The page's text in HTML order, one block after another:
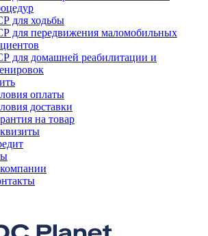
для ходьбы
для передвижения маломобильных
для домашней реабилитации и
оплаты
доставки
на товар